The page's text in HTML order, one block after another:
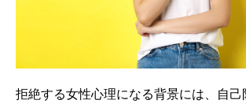
拒絶する女性心理になる背景には、自己